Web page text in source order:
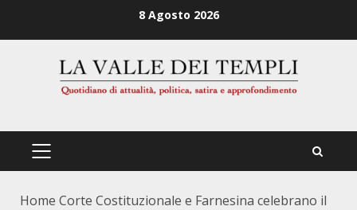
8 Agosto 2026
PRIMÄRES
Home Corte Costituzionale e Farnesina celebrano il